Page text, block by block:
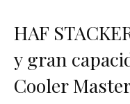
HAF
y gran
Cooler